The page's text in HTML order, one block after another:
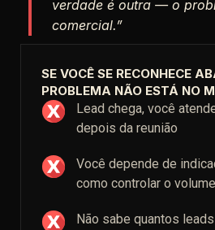
verdade é outra — o
comercial.”
SE VOCÊ SE RECONHECE
PROBLEMA NÃO ESTÁ NO
Lead chega, você
depois da reunião
Você depende de
como controlar o volume
Não sabe quantos